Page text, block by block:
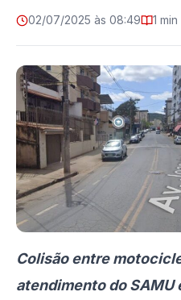
02/07/2025 às 08:49 1
Colisão entre
atendimento do SAMU